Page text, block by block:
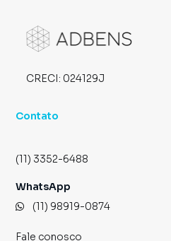
CRECI: 024129J
Contato
(11) 3352-6488
WhatsApp
(11) 98919-0874
Fale conosco